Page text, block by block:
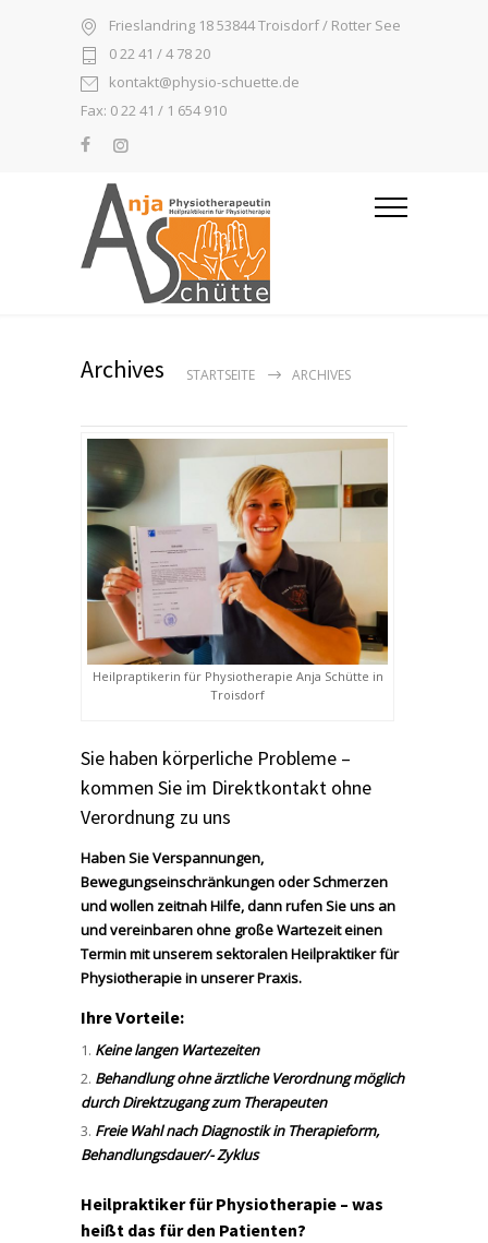
Frieslandring 18 53844 Troisdorf / Rotter See
0 22 41 / 4 78 20
kontakt@physio-schuette.de
Fax: 0 22 41 / 1 654 910
Archives STARTSEITE ARCHIVES
Heilpraptikerin für Physiotherapie Anja Schütte in
Troisdorf
Sie haben körperliche Probleme –
kommen Sie im Direktkontakt ohne
Verordnung zu uns
Haben Sie Verspannungen,
Bewegungseinschränkungen oder Schmerzen
und wollen zeitnah Hilfe, dann rufen Sie uns an
und vereinbaren ohne große Wartezeit einen
Termin mit unserem sektoralen Heilpraktiker für
Physiotherapie in unserer Praxis.
Ihre Vorteile:
Keine langen Wartezeiten
Behandlung ohne ärztliche Verordnung möglich
durch Direktzugang zum Therapeuten
Freie Wahl nach Diagnostik in Therapieform,
Behandlungsdauer/- Zyklus
Heilpraktiker für Physiotherapie – was
heißt das für den Patienten?